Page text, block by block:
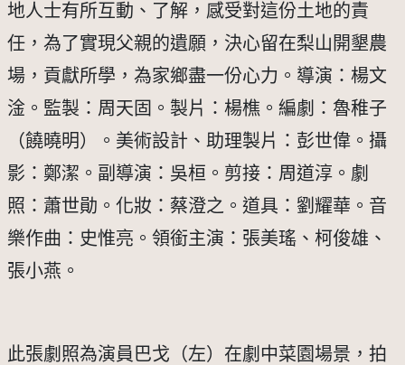
地人士有所互動、了解，感受對這份土地的責
任，為了實現父親的遺願，決心留在梨山開墾農
場，貢獻所學，為家鄉盡一份心力。導演：楊文
淦。監製：周天固。製片：楊樵。編劇：魯稚子
（饒曉明）。美術設計、助理製片：彭世偉。攝
影：鄭潔。副導演：吳桓。剪接：周道淳。劇
照：蕭世勛。化妝：蔡澄之。道具：劉耀華。音
樂作曲：史惟亮。領銜主演：張美瑤、柯俊雄、
張小燕。
此張劇照為演員巴戈（左）在劇中菜園場景，拍